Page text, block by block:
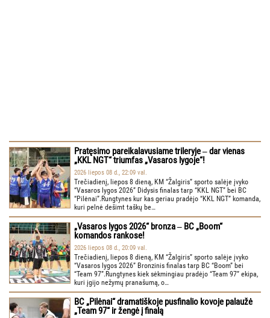
Pratęsimo pareikalavusiame trileryje ‒ dar vienas
„KKL NGT“ triumfas „Vasaros lygoje“!
2026 liepos 08 d., 22:09 val.
Trečiadienį, liepos 8 dieną, KM “Žalgiris” sporto salėje įvyko
“Vasaros lygos 2026” Didysis finalas tarp “KKL NGT” bei BC
“Pilėnai”.Rungtynes kur kas geriau pradėjo “KKL NGT” komanda,
kuri pelnė dešimt taškų be…
„Vasaros lygos 2026“ bronza ‒ BC „Boom“
komandos rankose!
2026 liepos 08 d., 20:09 val.
Trečiadienį, liepos 8 dieną, KM “Žalgiris” sporto salėje įvyko
“Vasaros lygos 2026” Bronzinis finalas tarp BC “Boom” bei
“Team 97”.Rungtynes kiek sėkmingiau pradėjo “Team 97” ekipa,
kuri įgijo nežymų pranašumą, o…
BC „Pilėnai“ dramatiškoje pusfinalio kovoje palaužė
„Team 97“ ir žengė į finalą